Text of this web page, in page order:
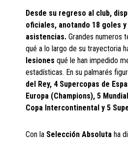
Desde su regreso al club,
oficiales, anotando 18 goles y
asistencias. Grandes numeros
qué a lo largo de su trayectoria
lesiones qué le han impedido
estadísticas. En su palmarés
del Rey, 4 Supercopas de
Europa (Champions), 5
Copa Intercontinental y 5
Con la Selección Absoluta ha